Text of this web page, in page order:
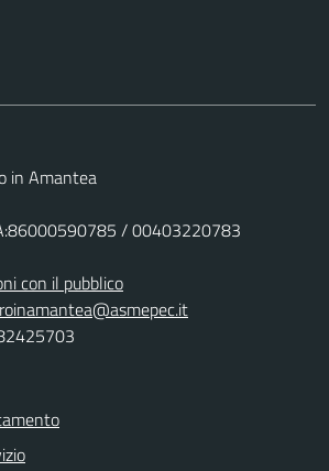
in Amantea
/ 00403220783
con il pubblico